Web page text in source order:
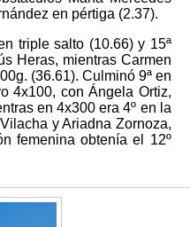
en pértiga (2.37).
triple salto (10.66) y 15ª
Heras, mientras Carmen
(36.61). Culminó 9ª en
4x100, con Ángela Ortiz,
en 4x300 era 4º en la
y Ariadna Zornoza,
femenina obtenía el 12º